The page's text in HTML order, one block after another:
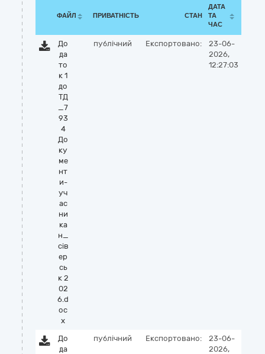
ФАЙЛ ПРИВАТНІСТЬ СТАН
ДАТА
ТА
ЧАС
До
да
то
к 1
до
ТД
_7
93
4
До
ку
ме
нт
и-
уч
ас
ни
ка
н_
сів
ер
сь
к 2
02
6.d
oc
x
публічний Експортовано:
23-06-
2026,
12:27:03
До
да
публічний Експортовано:
23-06-
2026,